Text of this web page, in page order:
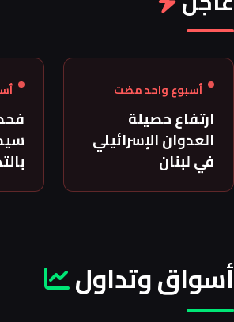
أسبوع واحد مضت
ارتفاع حصيلة
العدوان الإسرائيلي
في لبنان
أسواق وتداول